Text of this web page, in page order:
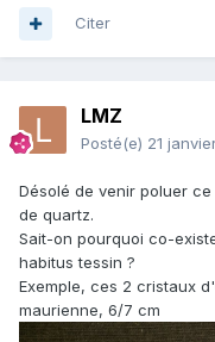
Citer
LMZ
Posté(e) 21
Désolé de venir poluer
de quartz.
Sait-on pourquoi co-
habitus tessin ?
Exemple, ces 2 cristaux
maurienne, 6/7 cm